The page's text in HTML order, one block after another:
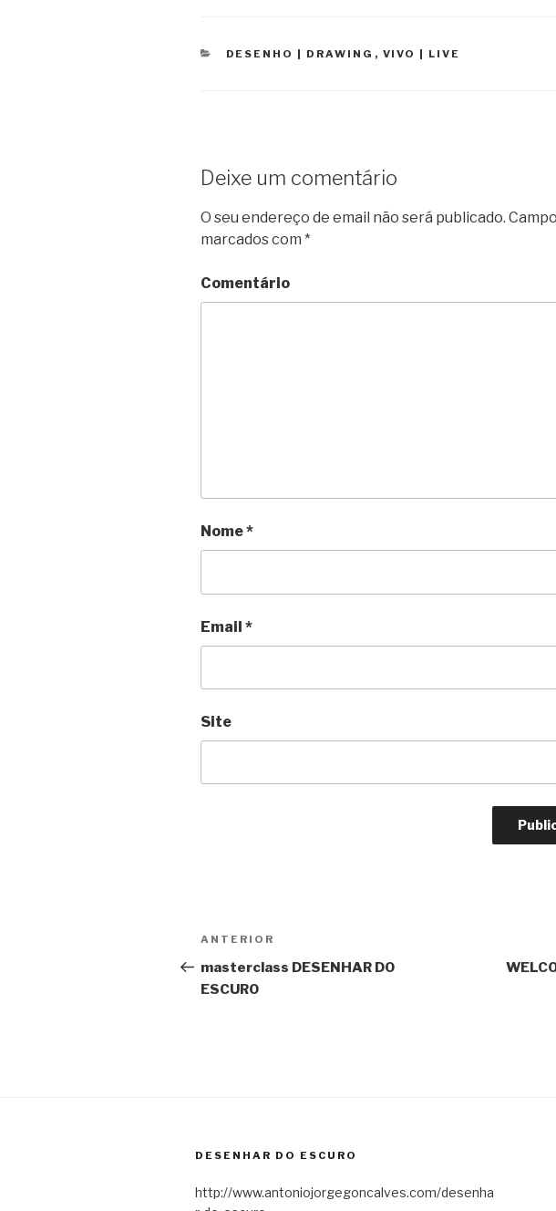
CATEGORIAS
DESENHO | DRAWING , VIVO | LIVE
Deixe um comentário
O seu endereço de email não será publicado.
marcados com *
Comentário
Nome*
Email *
Site
Navegação
de
artigos
Conteúdo
anterior
ANTERIOR
masterclass DESENHAR DO
ESCURO
DESENHAR DO ESCURO
http://www.antoniojorgegoncalves.com/desenha